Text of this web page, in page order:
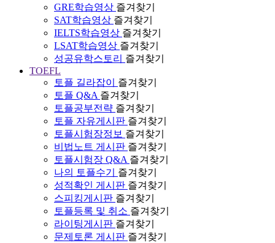
GRE학습영상 즐겨찾기
SAT학습영상 즐겨찾기
IELTS학습영상 즐겨찾기
LSAT학습영상 즐겨찾기
성공유학스토리 즐겨찾기
TOEFL
토플 길라잡이
즐겨찾기
토플 Q&A 즐겨찾기
토플공부전략 즐겨찾기
토플 자유게시판 즐겨찾기
토플시험장정보 즐겨찾기
비법노트 게시판 즐겨찾기
토플시험장 Q&A 즐겨찾기
나의 토플수기
즐겨찾기
성적확인 게시판 즐겨찾기
스피킹게시판 즐겨찾기
토플등록 및 취소 즐겨찾기
라이팅게시판 즐겨찾기
문제토론 게시판 즐겨찾기